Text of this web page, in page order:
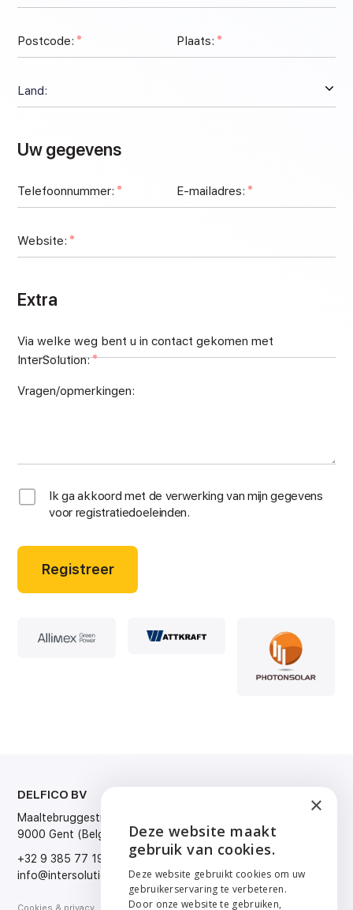
Postcode: Plaats:
Uw gegevens
Telefoonnummer: E-mailadres:
Website:
Extra
Via welke weg bent u in contact gekomen met
InterSolution:
Vragen/opmerkingen:
Ik ga akkoord met de verwerking van mijn gegevens
voor registratiedoeleinden.
Registreer
DELFICO BV
Maaltebruggestraat 300
9000 Gent (Belgium)
+32 9 385 77 19
info@intersolution.be
Cookies & privacy
Français
English
Deutsch
ENGLISH
FRANÇAIS
×
Deze website maakt
gebruik van cookies.
Deze website gebruikt cookies om uw
gebruikerservaring te verbeteren.
Door onze website te gebruiken,